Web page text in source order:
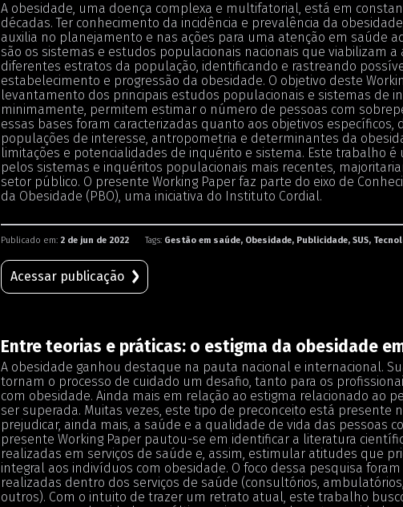
A obesidade, uma doença complexa e multifatorial, está em
décadas. Ter conhecimento da incidência e prevalência da
auxilia no planejamento e nas ações para uma atenção em saúde
são os sistemas e estudos populacionais nacionais que viabilizam
diferentes estratos da população, identificando e rastreando
estabelecimento e progressão da obesidade. O objetivo deste
levantamento dos principais estudos populacionais e sistemas de
minimamente, permitem estimar o número de pessoas com
essas bases foram caracterizadas quanto aos objetivos específicos,
populações de interesse, antropometria e determinantes da
limitações e potencialidades de inquérito e sistema. Este trabalho
pelos sistemas e inquéritos populacionais mais recentes,
setor público. O presente Working Paper faz parte do eixo de
da Obesidade (PBO), uma iniciativa do Instituto Cordial.
Publicado em: 2 de jun de 2022 Tags: Gestão em saúde, Obesidade, Publicidade, SUS,
Acessar publicação
Entre teorias e práticas: o estigma da obesidade
A obesidade ganhou destaque na pauta nacional e internacional.
tornam o processo de cuidado um desafio, tanto para os
com obesidade. Ainda mais em relação ao estigma relacionado ao
ser superada. Muitas vezes, este tipo de preconceito está presente
prejudicar, ainda mais, a saúde e a qualidade de vida das pessoas
presente Working Paper pautou-se em identificar a literatura
realizadas em serviços de saúde e, assim, estimular atitudes que
integral aos indivíduos com obesidade. O foco dessa pesquisa
realizadas dentro dos serviços de saúde (consultórios,
outros). Com o intuito de trazer um retrato atual, este trabalho